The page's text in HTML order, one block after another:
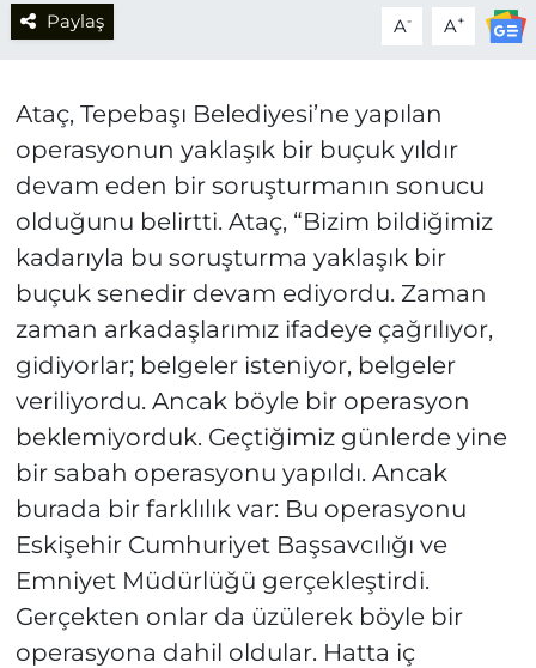
Paylaş A- A+
Ataç, Tepebaşı Belediyesi’ne yapılan
operasyonun yaklaşık bir buçuk yıldır
devam eden bir soruşturmanın sonucu
olduğunu belirtti. Ataç, “Bizim bildiğimiz
kadarıyla bu soruşturma yaklaşık bir
buçuk senedir devam ediyordu. Zaman
zaman arkadaşlarımız ifadeye çağrılıyor,
gidiyorlar; belgeler isteniyor, belgeler
veriliyordu. Ancak böyle bir operasyon
beklemiyorduk. Geçtiğimiz günlerde yine
bir sabah operasyonu yapıldı. Ancak
burada bir farklılık var: Bu operasyonu
Eskişehir Cumhuriyet Başsavcılığı ve
Emniyet Müdürlüğü gerçekleştirdi.
Gerçekten onlar da üzülerek böyle bir
operasyona dahil oldular. Hatta iç